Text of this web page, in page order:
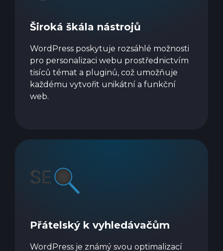
Široká škála nástrojů
WordPress poskytuje rozsáhlé možnosti
pro personalizaci webu prostřednictvím
tisíců témat a pluginů, což umožňuje
každému vytvořit unikátní a funkční
web.
Přátelský k vyhledávačům
WordPress je známý svou optimalizací